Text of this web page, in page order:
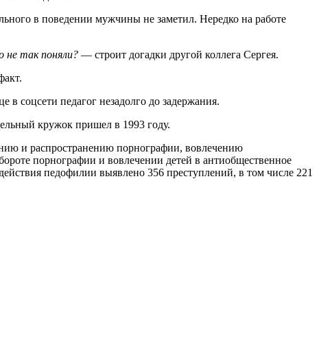
в поведении мужчины не заметил. Нередко на работе
не так поняли? — строит догадки другой коллега Сергея.
в соцсети педагог незадолго до задержания.
кружок пришел в 1993 году.
и распространению порнографии, вовлечению
порнографии и вовлечении детей в антиобщественное
педофилии выявлено 356 преступлений, в том числе 221